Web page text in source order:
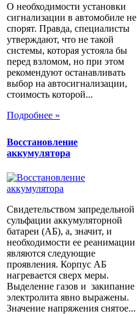
О необходимости установки
сигнализации в автомобиле не
спорят. Правда, специалисты
утверждают, что не такой
системы, которая устояла бы
перед взломом, но при этом
рекомендуют останавливать
выбор на автосигнализации,
стоимость которой...
Подробнее »
Восстановление
аккумулятора
Свидетельством запредельной
сульфации аккумуляторной
батареи (АБ), а, значит, и
необходимости ее реанимации
являются следующие
проявления. Корпус АБ
нагревается сверх меры.
Выделение газов и закипание
электролита явно выражены.
Значение напряжения снятое...